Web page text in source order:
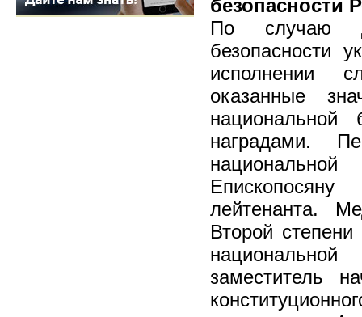
безопасности
По случаю
безопасности
исполнении
оказанные
национальной
наградами.
лейтенанта.
Второй
заместитель